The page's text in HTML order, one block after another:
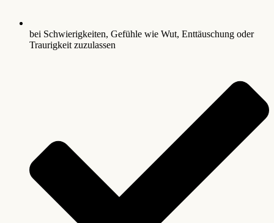
bei Schwierigkeiten, Gefühle wie Wut, Enttäuschung oder
Traurigkeit zuzulassen